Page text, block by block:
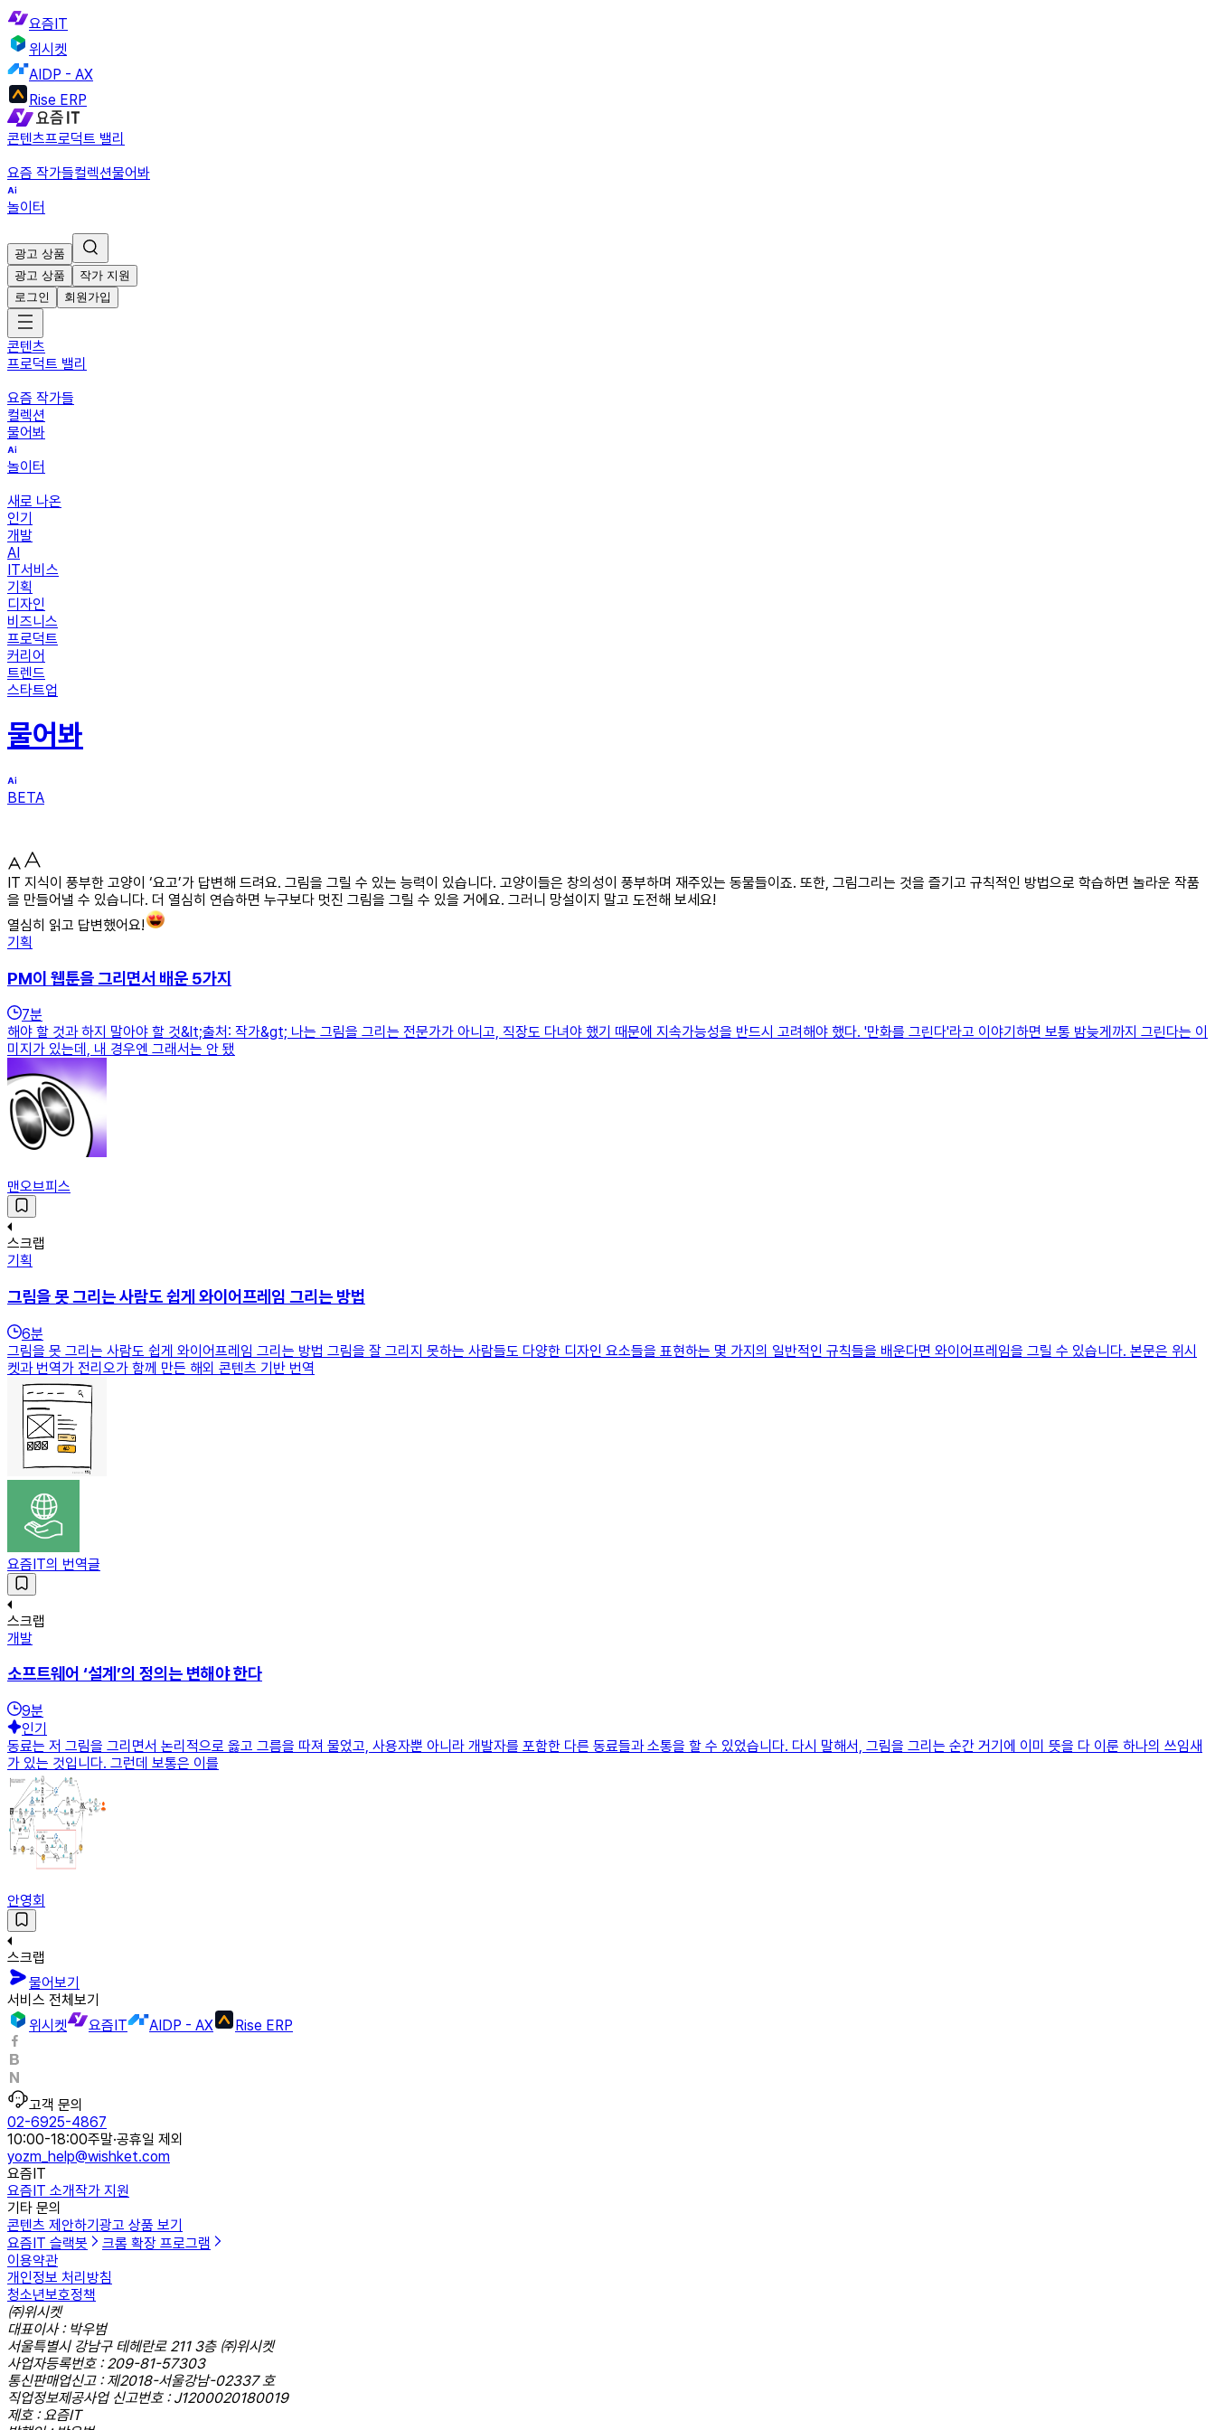
요즘IT
위시켓
AIDP - AX
Rise ERP
콘텐츠프로덕트 밸리
요즘 작가들컬렉션물어봐
놀이터
광고 상품
광고 상품
작가 지원
로그인
회원가입
콘텐츠
프로덕트 밸리
요즘 작가들
컬렉션
물어봐
놀이터
새로 나온
인기
개발
AI
IT서비스
기획
디자인
비즈니스
프로덕트
커리어
트렌드
스타트업
물어봐
BETA
IT 지식이 풍부한 고양이 ‘요고’가 답변해 드려요. 그림을 그릴 수 있는 능력이 있습니다. 고양이들은 창의성이 풍부하며 재주있는 동물들이죠. 또한, 그림그리는 것을 즐기고 규칙적인 방법으로 학습하면 놀라운 작품
을 만들어낼 수 있습니다. 더 열심히 연습하면 누구보다 멋진 그림을 그릴 수 있을 거에요. 그러니 망설이지 말고 도전해 보세요!
열심히 읽고 답변했어요!
기획
PM이 웹툰을 그리면서 배운 5가지
7분
해야 할 것과 하지 말아야 할 것&lt;출처: 작가&gt; 나는 그림을 그리는 전문가가 아니고, 직장도 다녀야 했기 때문에 지속가능성을 반드시 고려해야 했다. '만화를 그린다'라고 이야기하면 보통 밤늦게까지 그린다는 이
미지가 있는데, 내 경우엔 그래서는 안 됐
맨오브피스
스크랩
기획
그림을 못 그리는 사람도 쉽게 와이어프레임 그리는 방법
6분
그림을 못 그리는 사람도 쉽게 와이어프레임 그리는 방법 그림을 잘 그리지 못하는 사람들도 다양한 디자인 요소들을 표현하는 몇 가지의 일반적인 규칙들을 배운다면 와이어프레임을 그릴 수 있습니다. 본문은 위시
켓과 번역가 전리오가 함께 만든 해외 콘텐츠 기반 번역
요즘IT의 번역글
스크랩
개발
소프트웨어 ‘설계’의 정의는 변해야 한다
9분
인기
동료는 저 그림을 그리면서 논리적으로 옳고 그름을 따져 물었고, 사용자뿐 아니라 개발자를 포함한 다른 동료들과 소통을 할 수 있었습니다. 다시 말해서, 그림을 그리는 순간 거기에 이미 뜻을 다 이룬 하나의 쓰임새
가 있는 것입니다. 그런데 보통은 이를
안영회
스크랩
물어보기
서비스 전체보기
위시켓
요즘IT AIDP - AX Rise ERP
고객 문의
02-6925-4867
10:00-18:00주말·공휴일 제외
yozm_help@wishket.com
요즘IT
요즘IT 소개작가 지원
기타 문의
콘텐츠 제안하기 광고 상품 보기
요즘IT 슬랙봇
크롬 확장 프로그램
이용약관
개인정보 처리방침
청소년보호정책
㈜위시켓
대표이사 : 박우범
서울특별시 강남구 테헤란로 211 3층 ㈜위시켓
사업자등록번호 : 209-81-57303
통신판매업신고 : 제2018-서울강남-02337 호
직업정보제공사업 신고번호 : J1200020180019
제호 : 요즘IT